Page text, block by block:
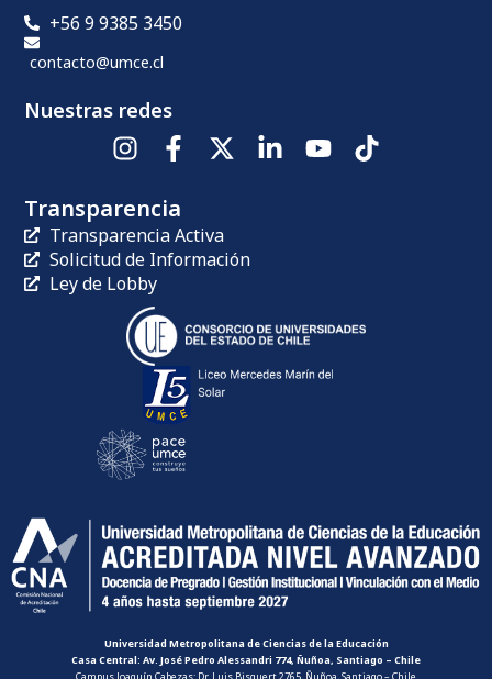
+56 9 9385 3450
contacto@umce.cl
Nuestras redes
Transparencia
Transparencia Activa
Solicitud de Información
Ley de Lobby
Universidad Metropolitana de Ciencias de la Educación
Casa Central: Av. José Pedro Alessandri 774, Ñuñoa, Santiago – Chile
Campus Joaquín Cabezas: Dr. Luis Bisquert 2765, Ñuñoa, Santiago – Chile